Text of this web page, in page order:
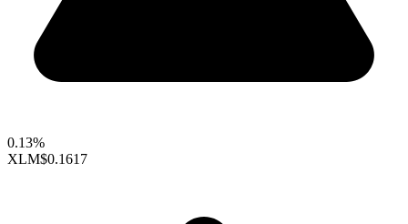
0.13%
XLM$0.1617